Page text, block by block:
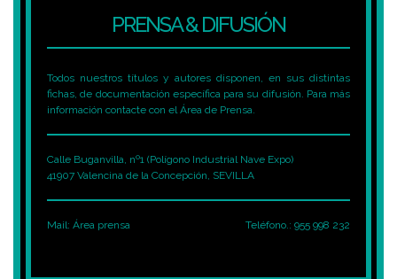
PRENSA & DIFUSIÓN
Todos nuestros títulos y autores disponen, en sus distintas
fichas, de documentación específica para su difusión. Para más
información contacte con el Área de Prensa.
Calle Buganvilla, nº1 (Polígono Industrial Nave Expo)
41907 Valencina de la Concepción, SEVILLA
Mail: Área prensa Teléfono.: 955 998 232